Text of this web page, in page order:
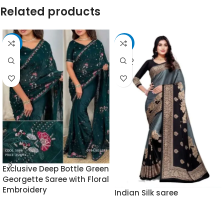
Related products
-10%
Exclusive Deep Bottle Green
Georgette Saree with Floral
Embroidery
-20%
SOLD
OUT
Indian Silk saree